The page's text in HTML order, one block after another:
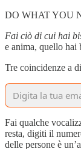
DO WHAT YOU
Fai ciò di cui hai
e anima, quello hai
Tre coincidenze a
Fai qualche
resta, digiti il
delle persone è